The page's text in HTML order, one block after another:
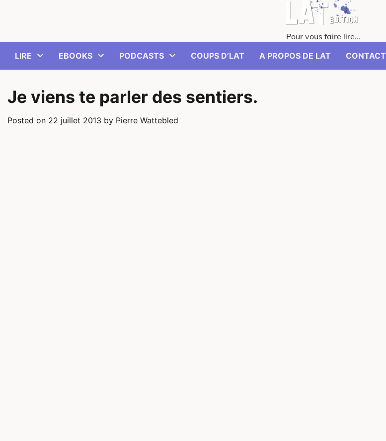
Pour vous faire lire…
LIRE
EBOOKS PODCASTS COUPS D’LAT A PROPOS DE LAT CONTACT
Je viens te parler des sentiers.
Posted on 22 juillet 2013 by Pierre Wattebled